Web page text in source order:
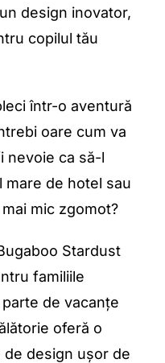
design inovator,
copilul tău
într-o aventură
oare cum va
nevoie ca să-l
mare de hotel sau
mic zgomot?
Stardust
familiile
de vacanțe
oferă o
design ușor de